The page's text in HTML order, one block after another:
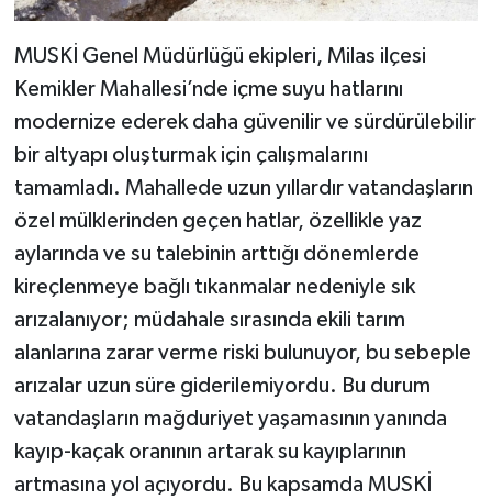
MUSKİ Genel Müdürlüğü ekipleri, Milas ilçesi
Kemikler Mahallesi’nde içme suyu hatlarını
modernize ederek daha güvenilir ve sürdürülebilir
bir altyapı oluşturmak için çalışmalarını
tamamladı. Mahallede uzun yıllardır vatandaşların
özel mülklerinden geçen hatlar, özellikle yaz
aylarında ve su talebinin arttığı dönemlerde
kireçlenmeye bağlı tıkanmalar nedeniyle sık
arızalanıyor; müdahale sırasında ekili tarım
alanlarına zarar verme riski bulunuyor, bu sebeple
arızalar uzun süre giderilemiyordu. Bu durum
vatandaşların mağduriyet yaşamasının yanında
kayıp-kaçak oranının artarak su kayıplarının
artmasına yol açıyordu. Bu kapsamda MUSKİ